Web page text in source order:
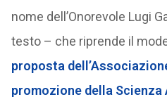
nome dell’Onorevole Lugi
testo – che riprende il
proposta
promozione della Scienza